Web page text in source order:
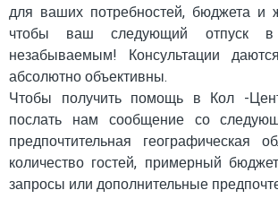
для ваших потребностей, бюджета и
чтобы ваш следующий отпуск
незабываемым! Консультации
абсолютно объективны.
Чтобы получить помощь в Кол -
послать нам сообщение со
предпочтительная географическая
количество гостей, примерный
запросы или дополнительные